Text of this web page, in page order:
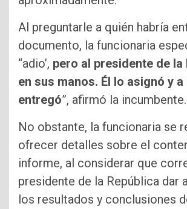
Al preguntarle a quién habría
documento, la funcionaria
“adio’, pero al presidente de la
en sus manos. Él lo asignó y a
entregó”, afirmó la incumbente.
No obstante, la funcionaria se
ofrecer detalles sobre el
informe, al considerar que
presidente de la República dar
los resultados y conclusiones